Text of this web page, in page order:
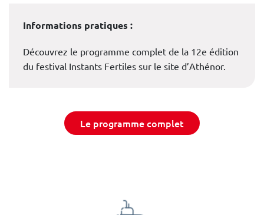
Informations pratiques :
Découvrez le programme complet de la 12e édition
du festival Instants Fertiles sur le site d’Athénor.
Le programme complet